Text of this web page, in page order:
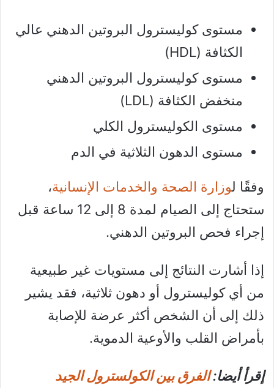
مستوى كوليسترول البروتين الدهني عالي
الكثافة (HDL)
مستوى كوليسترول البروتين الدهني
منخفض الكثافة (LDL)
مستوى الكوليسترول الكلي
مستوى الدهون الثلاثية في الدم
وفقًا لوزارة الصحة والخدمات الإنسانية،
ستحتاج إلى الصيام لمدة 8 إلى 12 ساعة قبل
إجراء فحص البروتين الدهني.
إذا أشارت النتائج إلى مستويات غير طبيعية
من أي كوليسترول أو دهون ثلاثية، فقد يشير
ذلك إلى أن الشخص أكثر عرضة للإصابة
بأمراض القلب والأوعية الدموية.
إقرأ أيضا:الفرق بين الكولسترول الجيد